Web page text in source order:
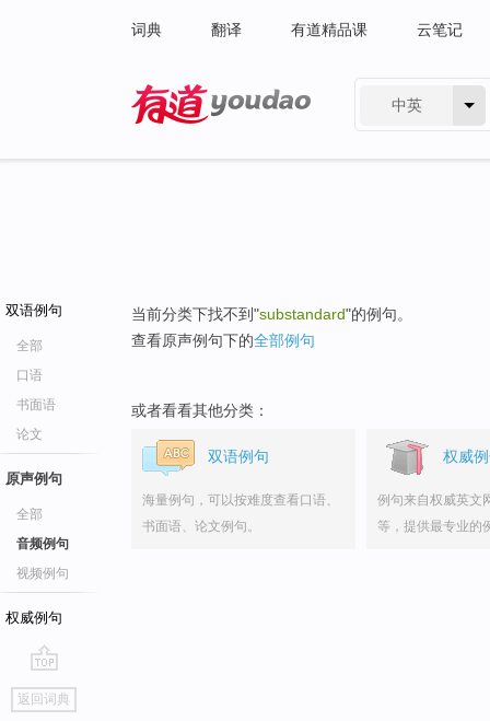
词典 翻译 有道精品课 云笔记
中英
双语例句
全部
口语
书面语
论文
原声例句
全部
音频例句
视频例句
权威例句
go
top
返回词典
当前分类下找不到"substandard"的例句。
查看原声例句下的全部例句
或者看看其他分类：
双语例句
海量例句，可以按难度查看口语、
书面语、论文例句。
权威
例句来自权威英文
等，提供最专业的